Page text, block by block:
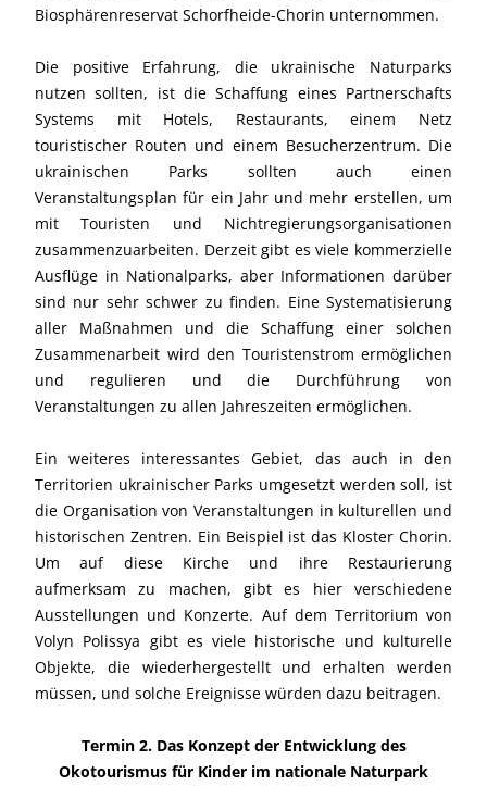
Biosphärenreservat Schorfheide-Chorin unternommen.
Die positive Erfahrung, die ukrainische Naturparks
nutzen sollten, ist die Schaffung eines Partnerschafts
Systems mit Hotels, Restaurants, einem Netz
touristischer Routen und einem Besucherzentrum. Die
ukrainischen Parks sollten auch einen
Veranstaltungsplan für ein Jahr und mehr erstellen, um
mit Touristen und Nichtregierungsorganisationen
zusammenzuarbeiten. Derzeit gibt es viele kommerzielle
Ausflüge in Nationalparks, aber Informationen darüber
sind nur sehr schwer zu finden. Eine Systematisierung
aller Maßnahmen und die Schaffung einer solchen
Zusammenarbeit wird den Touristenstrom ermöglichen
und regulieren und die Durchführung von
Veranstaltungen zu allen Jahreszeiten ermöglichen.
Ein weiteres interessantes Gebiet, das auch in den
Territorien ukrainischer Parks umgesetzt werden soll, ist
die Organisation von Veranstaltungen in kulturellen und
historischen Zentren. Ein Beispiel ist das Kloster Chorin.
Um auf diese Kirche und ihre Restaurierung
aufmerksam zu machen, gibt es hier verschiedene
Ausstellungen und Konzerte. Auf dem Territorium von
Volyn Polissya gibt es viele historische und kulturelle
Objekte, die wiederhergestellt und erhalten werden
müssen, und solche Ereignisse würden dazu beitragen.
Termin 2. Das Konzept der Entwicklung des
Okotourismus für Kinder im nationale Naturpark